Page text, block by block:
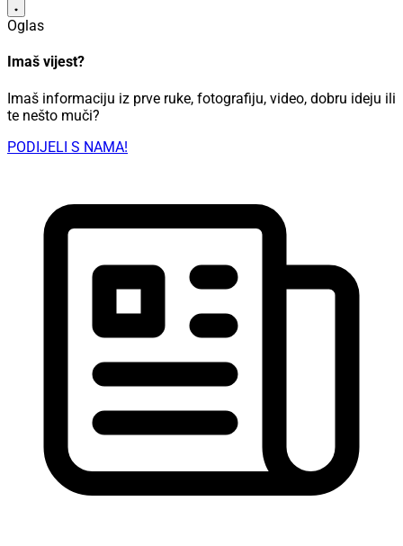
Oglas
Imaš vijest?
Imaš informaciju iz prve ruke, fotografiju, video, dobru ideju ili
te nešto muči?
PODIJELI S NAMA!